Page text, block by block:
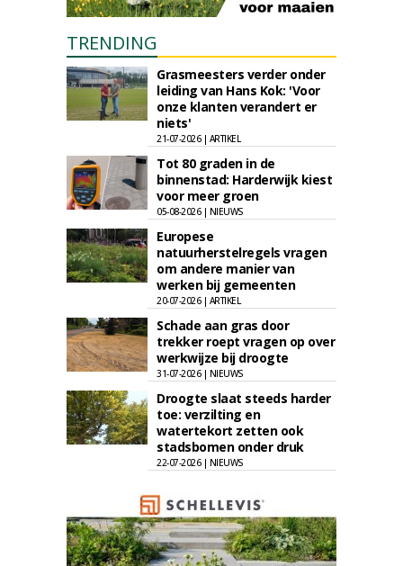
TRENDING
Grasmeesters verder onder
leiding van Hans Kok: 'Voor
onze klanten verandert er
niets'
21-07-2026 | ARTIKEL
Tot 80 graden in de
binnenstad: Harderwijk kiest
voor meer groen
05-08-2026 | NIEUWS
Europese
natuurherstelregels vragen
om andere manier van
werken bij gemeenten
20-07-2026 | ARTIKEL
Schade aan gras door
trekker roept vragen op over
werkwijze bij droogte
31-07-2026 | NIEUWS
Droogte slaat steeds harder
toe: verzilting en
watertekort zetten ook
stadsbomen onder druk
22-07-2026 | NIEUWS